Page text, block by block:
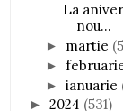
La
nou...
► martie
►
►ianuarie
►2024 (531)